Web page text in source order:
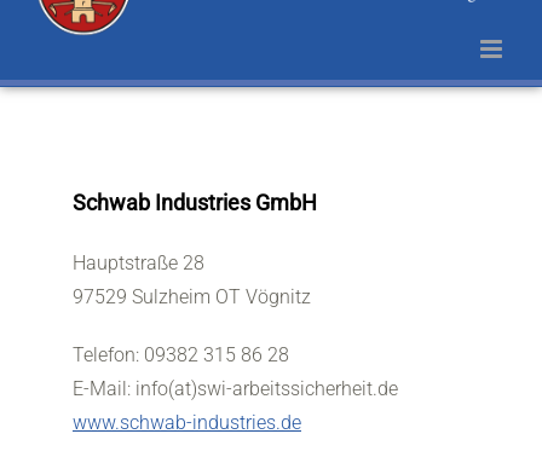
Schwab Industries GmbH
Hauptstraße 28
97529 Sulzheim OT Vögnitz
Telefon: 09382 315 86 28
E-Mail: info(at)swi-arbeitssicherheit.de
www.schwab-industries.de